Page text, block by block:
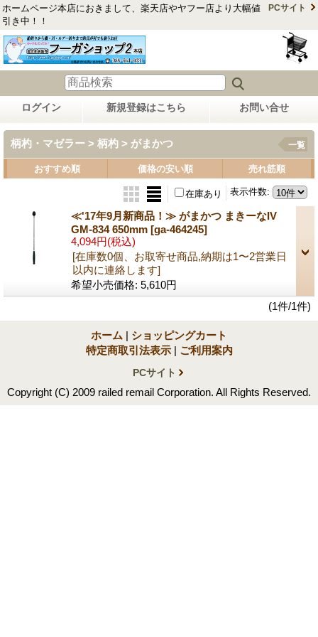
ホームページ本店におきまして、楽天店やヤフー店より大幅値
引き中！！
PCサイト
ログイン 新規登録はこちら お問い合せ
柄杓・マゼラー > 柄杓 > がまかつ 一覧
おすすめ順 価格の安い順 売れ筋順
表示件数:
在庫あり
≪'17年9月新商品！≫ がまかつ まきーなIV
GM-834 650mm [ga-464245]
4,094円(税込)
[在庫数0個、お取寄せ商品,納期は1〜2営業日
以内に連絡します]
希望小売価格: 5,610円
(1件/1件)
ホーム | ショッピングカート
特定商取引法表示 | ご利用案内
PCサイト
Copyright (C) 2009 railed remail Corporation. All Rights Reserved.